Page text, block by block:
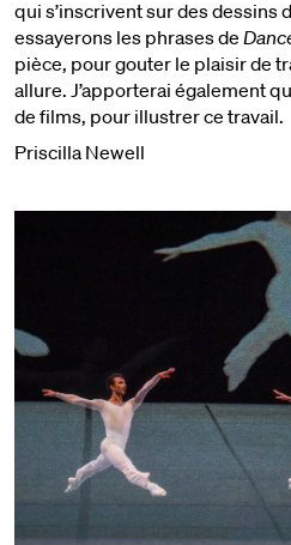
qui s’inscrivent sur des dessins
essayerons les phrases de
pièce, pour gouter le plaisir de
allure. J’apporterai également
de films, pour illustrer ce travail.
Priscilla Newell